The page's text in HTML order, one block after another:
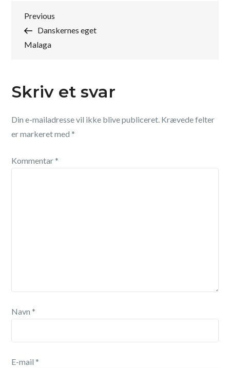
Indlægsnavigation
Previous
Post
Previous
Danskernes eget
Malaga
Skriv et svar
Din e-mailadresse vil ikke blive publiceret. Krævede felter
er markeret med*
Kommentar*
Navn*
E-mail*